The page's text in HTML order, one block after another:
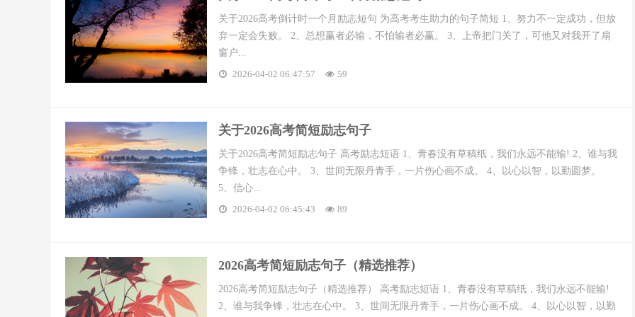
关于2026高考倒计时一个月励志短句 为高考考生助力的句子简短 1、努力不一定成功，但放
弃一定会失败。 2、总想赢者必输，不怕输者必赢。 3、上帝把门关了，可他又对我开了扇
窗户...
2026-04-02 06:47:57
59
​关于2026高考简短励志句子
关于2026高考简短励志句子 高考励志短语 1、青春没有草稿纸，我们永远不能输! 2、谁与我
争锋，壮志在心中。 3、世间无限丹青手，一片伤心画不成。 4、以心以智，以勤圆梦。
5、信心...
2026-04-02 06:45:43
89
​2026高考简短励志句子（精选推荐）
2026高考简短励志句子（精选推荐） 高考励志短语 1、青春没有草稿纸，我们永远不能输!
2、谁与我争锋，壮志在心中。 3、世间无限丹青手，一片伤心画不成。 4、以心以智，以勤